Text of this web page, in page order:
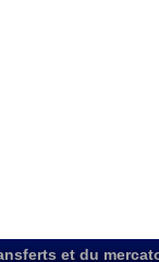
et du